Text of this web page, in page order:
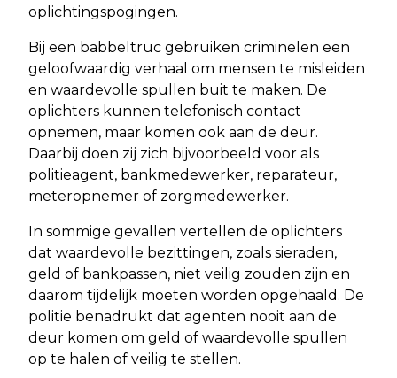
oplichtingspogingen.
Bij een babbeltruc gebruiken criminelen een
geloofwaardig verhaal om mensen te misleiden
en waardevolle spullen buit te maken. De
oplichters kunnen telefonisch contact
opnemen, maar komen ook aan de deur.
Daarbij doen zij zich bijvoorbeeld voor als
politieagent, bankmedewerker, reparateur,
meteropnemer of zorgmedewerker.
In sommige gevallen vertellen de oplichters
dat waardevolle bezittingen, zoals sieraden,
geld of bankpassen, niet veilig zouden zijn en
daarom tijdelijk moeten worden opgehaald. De
politie benadrukt dat agenten nooit aan de
deur komen om geld of waardevolle spullen
op te halen of veilig te stellen.